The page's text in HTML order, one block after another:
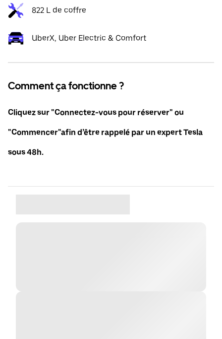
822 L de coffre
UberX, Uber Electric & Comfort
Comment ça fonctionne ?
Cliquez sur "Connectez-vous pour réserver" ou
"Commencer"afin d’être rappelé par un expert Tesla
sous 48h.